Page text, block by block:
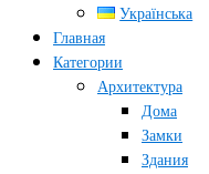
Українська
Главная
Категории
Архитектура
Дома
Замки
Здания